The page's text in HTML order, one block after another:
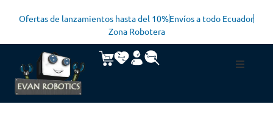
Ofertas de lanzamientos hasta del 10%Envíos a todo Ecuador
Zona Robotera